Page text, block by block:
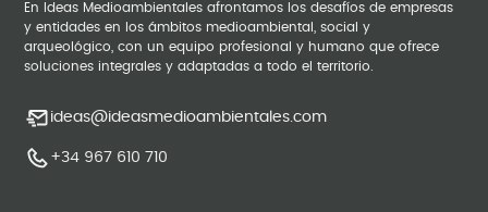
En Ideas Medioambientales afrontamos los desafíos de empresas
y entidades en los ámbitos medioambiental, social y
arqueológico, con un equipo profesional y humano que ofrece
soluciones integrales y adaptadas a todo el territorio.
ideas@ideasmedioambientales.com
+34 967 610 710